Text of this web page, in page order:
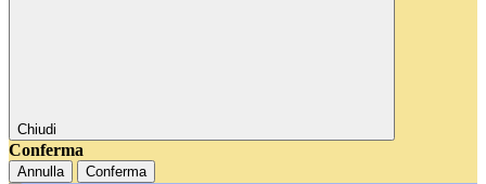
Chiudi
Conferma
Annulla Conferma